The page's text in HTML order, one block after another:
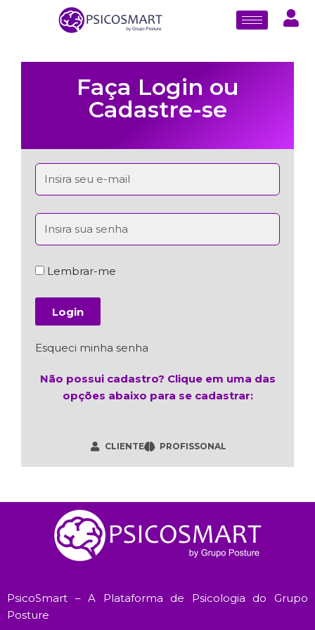
Faça Login ou
Cadastre-se
Lembrar-me
Login
Esqueci minha senha
Não possui cadastro? Clique em uma das
opções abaixo para se cadastrar:
CLIENTE PROFISSONAL
PsicoSmart – A Plataforma de Psicologia do Grupo
Posture